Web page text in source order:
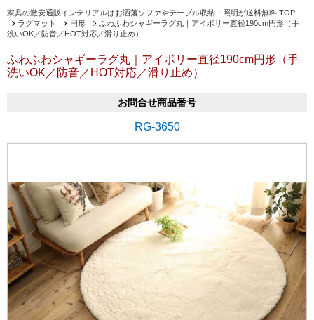
家具の激安通販インテリアルはお洒落ソファやテーブル収納・照明が送料無料 TOP
ラグマット
円形
ふわふわシャギーラグ丸｜アイボリー直径190cm円形（手
洗いOK／防音／HOT対応／滑り止め）
ふわふわシャギーラグ丸｜アイボリー直径190cm円形（手
洗いOK／防音／HOT対応／滑り止め）
お問合せ商品番号
RG-3650